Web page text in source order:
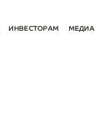
ИНВЕСТОРАМ МЕДИА